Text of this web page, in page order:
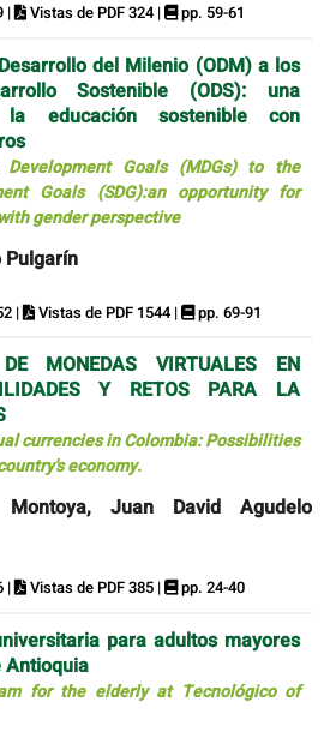
| Vistas de PDF 324 | pp. 59-61
del Milenio (ODM) a los
Sostenible (ODS): una
educación sostenible con
Goals (MDGs) to the
Goals (SDG):an opportunity for
gender perspective
| Vistas de PDF 1544 | pp. 69-91
MONEDAS VIRTUALES EN
Y RETOS PARA LA
currencies in Colombia: Possibilities
economy.
Montoya, Juan David Agudelo
| Vistas de PDF 385 | pp. 24-40
para adultos mayores
Antioquia
for the elderly at Tecnológico of